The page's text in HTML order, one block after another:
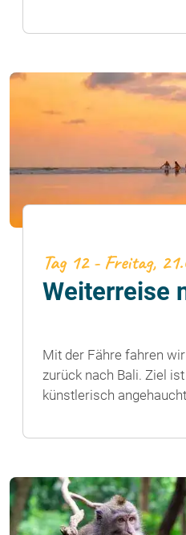
Tag 12 - Freitag,
Weiterreise
Mit der Fähre fahren
zurück nach Bali. Ziel
künstlerisch